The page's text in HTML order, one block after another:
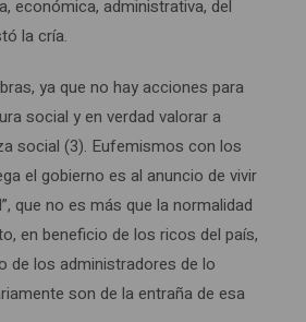
económica, administrativa, del
la cría.
ya que no hay acciones para
social y en verdad valorar a
social (3). Eufemismos con los
el gobierno es al anuncio de vivir
que no es más que la normalidad
en beneficio de los ricos del país,
de los administradores de lo
son de la entraña de esa